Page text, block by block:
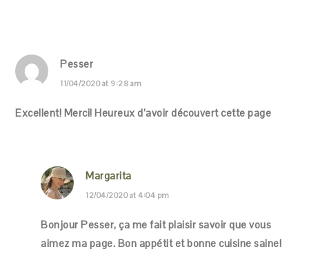
Pesser
11/04/2020 at 9:28 am
Excellent! Merci! Heureux d’avoir découvert cette page
Margarita
12/04/2020 at 4:04 pm
Bonjour Pesser, ça me fait plaisir savoir que vous
aimez ma page. Bon appétit et bonne cuisine saine!